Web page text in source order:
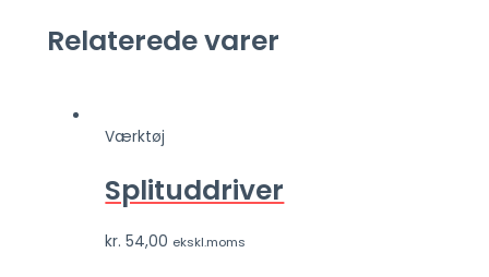
Relaterede varer
Værktøj
Splituddriver
kr. 54,00 ekskl.moms